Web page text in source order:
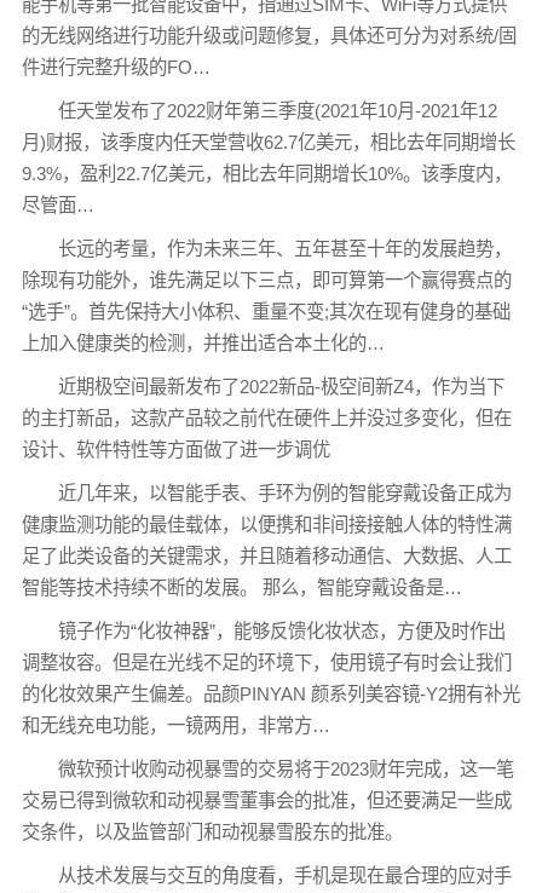
能手机等第一批智能设备中，指通过SIM卡、WiFi等方式提供
的无线网络进行功能升级或问题修复，具体还可分为对系统/固
件进行完整升级的FO…
任天堂发布了2022财年第三季度(2021年10月-2021年12
月)财报，该季度内任天堂营收62.7亿美元，相比去年同期增长
9.3%，盈利22.7亿美元，相比去年同期增长10%。该季度内，
尽管面…
长远的考量，作为未来三年、五年甚至十年的发展趋势，
除现有功能外，谁先满足以下三点，即可算第一个赢得赛点的
“选手”。首先保持大小体积、重量不变;其次在现有健身的基础
上加入健康类的检测，并推出适合本土化的…
近期极空间最新发布了2022新品-极空间新Z4，作为当下
的主打新品，这款产品较之前代在硬件上并没过多变化，但在
设计、软件特性等方面做了进一步调优
近几年来，以智能手表、手环为例的智能穿戴设备正成为
健康监测功能的最佳载体，以便携和非间接接触人体的特性满
足了此类设备的关键需求，并且随着移动通信、大数据、人工
智能等技术持续不断的发展。 那么，智能穿戴设备是…
镜子作为“化妆神器”，能够反馈化妆状态，方便及时作出
调整妆容。但是在光线不足的环境下，使用镜子有时会让我们
的化妆效果产生偏差。品颜PINYAN 颜系列美容镜-Y2拥有补光
和无线充电功能，一镜两用，非常方…
微软预计收购动视暴雪的交易将于2023财年完成，这一笔
交易已得到微软和动视暴雪董事会的批准，但还要满足一些成
交条件，以及监管部门和动视暴雪股东的批准。
从技术发展与交互的角度看，手机是现在最合理的应对手